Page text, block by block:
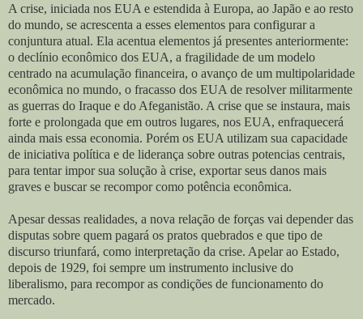
A crise, iniciada nos EUA e estendida à Europa, ao Japão e ao resto
do mundo, se acrescenta a esses elementos para configurar a
conjuntura atual. Ela acentua elementos já presentes anteriormente:
o declínio econômico dos EUA, a fragilidade de um modelo
centrado na acumulação financeira, o avanço de um multipolaridade
econômica no mundo, o fracasso dos EUA de resolver militarmente
as guerras do Iraque e do Afeganistão. A crise que se instaura, mais
forte e prolongada que em outros lugares, nos EUA, enfraquecerá
ainda mais essa economia. Porém os EUA utilizam sua capacidade
de iniciativa política e de liderança sobre outras potencias centrais,
para tentar impor sua solução à crise, exportar seus danos mais
graves e buscar se recompor como potência econômica.
Apesar dessas realidades, a nova relação de forças vai depender das
disputas sobre quem pagará os pratos quebrados e que tipo de
discurso triunfará, como interpretação da crise. Apelar ao Estado,
depois de 1929, foi sempre um instrumento inclusive do
liberalismo, para recompor as condições de funcionamento do
mercado.